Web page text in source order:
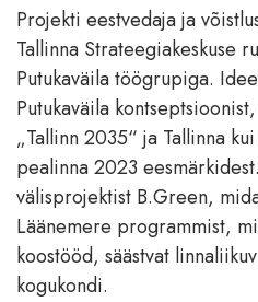
Projekti eestvedaja ja
Tallinna Strateegiakeskuse
Putukaväila töögrupiga.
Putukaväila
„Tallinn 2035“ ja Tallinna
pealinna 2023
välisprojektist B.Green,
Läänemere programmist,
koostööd, säästvat
kogukondi.